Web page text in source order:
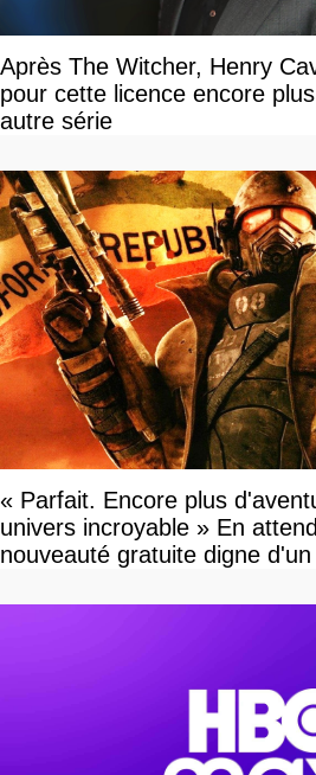
Après The Witcher, Henry
pour cette licence encore
autre série
« Parfait. Encore plus
univers incroyable » En
nouveauté gratuite digne